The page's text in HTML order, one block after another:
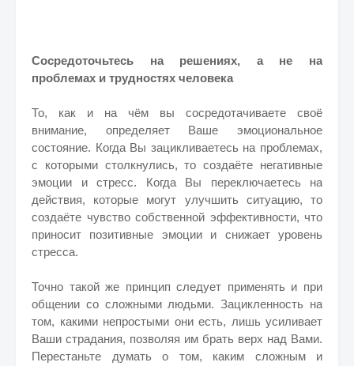
Сосредоточьтесь на решениях, а не на
проблемах и трудностях человека
То, как и на чём вы сосредотачиваете своё
внимание, определяет Ваше эмоциональное
состояние. Когда Вы зацикливаетесь на проблемах,
с которыми столкнулись, то создаёте негативные
эмоции и стресс. Когда Вы переключаетесь на
действия, которые могут улучшить ситуацию, то
создаёте чувство собственной эффективности, что
приносит позитивные эмоции и снижает уровень
стресса.
Точно такой же принцип следует применять и при
общении со сложными людьми. Зацикленность на
том, какими непростыми они есть, лишь усиливает
Ваши страдания, позволяя им брать верх над Вами.
Перестаньте думать о том, каким сложным и